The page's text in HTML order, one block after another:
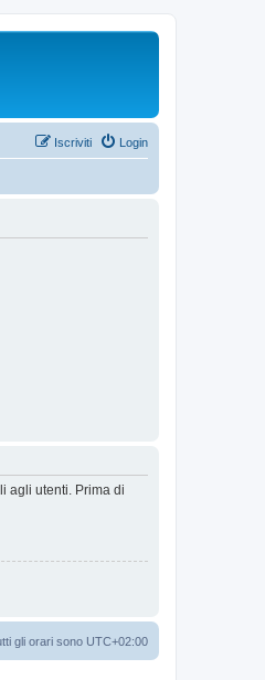
Login
Iscriviti
agli utenti. Prima di
gli orari sono UTC+02:00